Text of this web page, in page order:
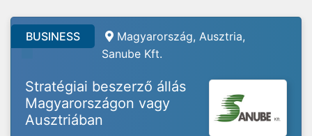
BUSINESS
Magyarország, Ausztria,
Sanube Kft.
Stratégiai beszerző állás
Magyarországon vagy
Ausztriában